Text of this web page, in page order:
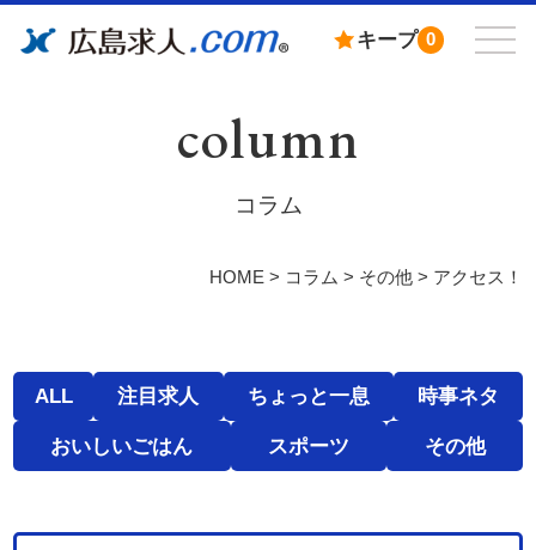
キープ 0
column
コラム
HOME> コラム > その他> アクセス！
ALL 注目求人 ちょっと一息 時事ネタ
おいしいごはん スポーツ その他